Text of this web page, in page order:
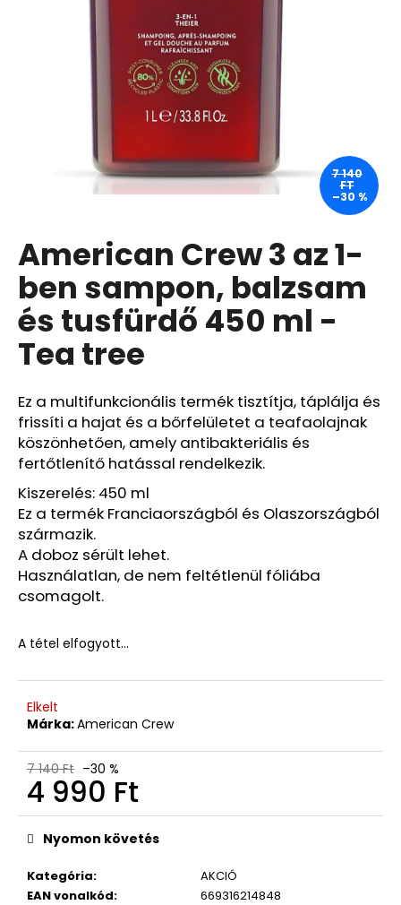
American Crew 3 az 1-
ben sampon, balzsam
és tusfürdő 450 ml -
Tea tree
Ez a multifunkcionális termék tisztítja, táplálja és
frissíti a hajat és a bőrfelületet a teafaolajnak
köszönhetően, amely antibakteriális és
fertőtlenítő hatással rendelkezik.
Kiszerelés: 450 ml
Ez a termék Franciaországból és Olaszországból
származik.
A doboz sérült lehet.
Használatlan, de nem feltétlenül fóliába
csomagolt.
A tétel elfogyott…
Elkelt
Márka:American Crew
7 140 Ft –30 %
4 990 Ft
Egységár:
Kategória:
AKCIÓ
EAN vonalkód:
669316214848
Nyomon követés
7 140
FT
–30 %
CARMEX
HIDRATÁLÓ
AJAKÁPOLÓ
SPF
30
TRÓPUSI
GYÜMÖLCS
4,25
G
Ft
Korábbi:
1
220
Ft